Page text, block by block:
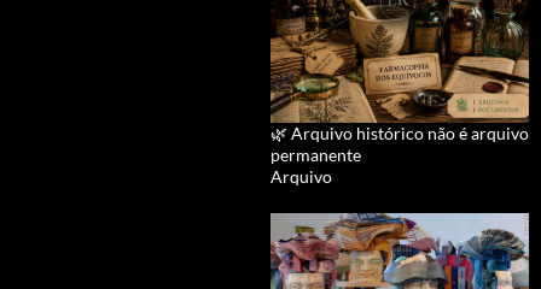
🌿 Arquivo histórico não é arquivo
permanente
Arquivo